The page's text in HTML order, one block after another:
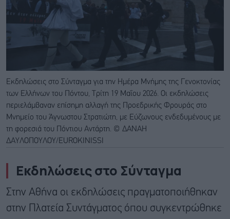
Εκδηλώσεις στο Σύνταγμα για την Ημέρα Μνήμης της Γενοκτονίας
των Ελλήνων του Πόντου, Τρίτη 19 Μαΐου 2026. Οι εκδηλώσεις
περιελάμβαναν επίσημη αλλαγή της Προεδρικής Φρουράς στο
Μνημείο του Άγνωστου Στρατιώτη, με Εύζωνους ενδεδυμένους με
τη φορεσιά του Πόντιου Αντάρτη. © ΔΑΝΑΗ
ΔΑΥΛΟΠΟΥΛΟΥ/EUROKINISSI
Εκδηλώσεις στο Σύνταγμα
Στην Αθήνα οι εκδηλώσεις πραγματοποιήθηκαν
στην Πλατεία Συντάγματος όπου συγκεντρώθηκε